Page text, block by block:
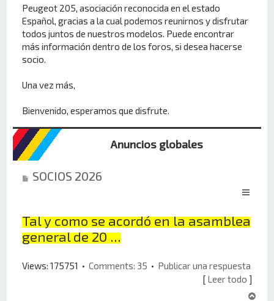
Peugeot 205, asociación reconocida en el estado
Español, gracias a la cual podemos reunirnos y disfrutar
todos juntos de nuestros modelos. Puede encontrar
más información dentro de los foros, si desea hacerse
socio.
Una vez más,
Bienvenido, esperamos que disfrute.
Anuncios globales
SOCIOS 2026
Tal y como se acordó en la asamblea
general de 20 ...
Views: 175751 •Comments: 35 • Publicar una respuesta
[ Leer todo ]